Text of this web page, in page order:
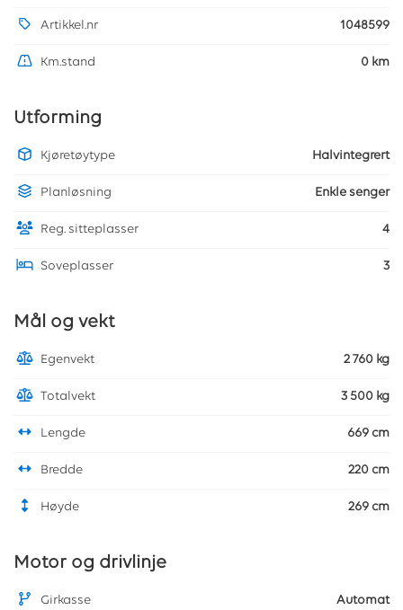
Artikkel.nr 1048599
Km.stand 0 km
Utforming
Kjøretøytype Halvintegrert
Planløsning Enkle senger
Reg. sitteplasser 4
Soveplasser 3
Mål og vekt
Egenvekt 2 760 kg
Totalvekt 3 500 kg
Lengde 669 cm
Bredde 220 cm
Høyde 269 cm
Motor og drivlinje
Girkasse Automat